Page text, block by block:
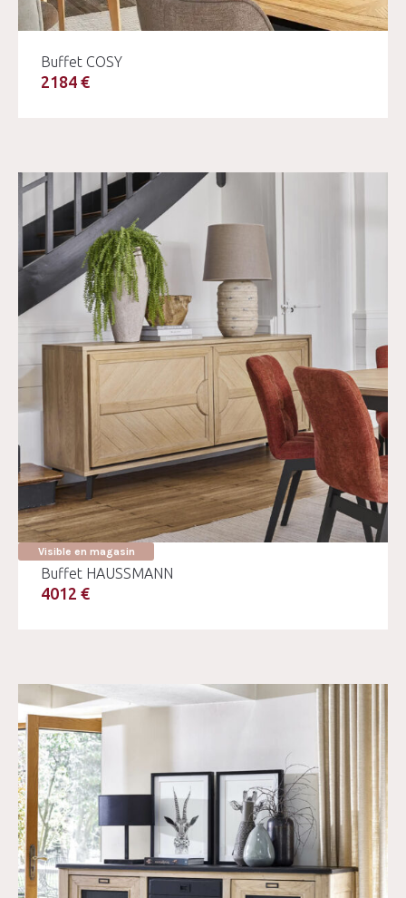
Buffet COSY
2184 €
Visible en magasin
Buffet HAUSSMANN
4012 €